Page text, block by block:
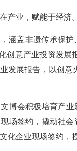
产业，赋能于经济。
涵盖非遗传承保
创意产业投资发
发展报告，以创意
博会积极培育产
场签约，撬动社
化企业现场签约，